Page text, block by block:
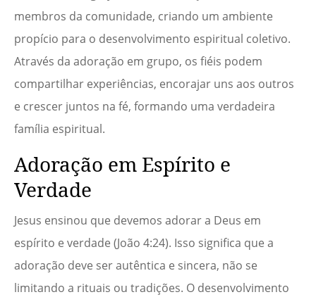
membros da comunidade, criando um ambiente
propício para o desenvolvimento espiritual coletivo.
Através da adoração em grupo, os fiéis podem
compartilhar experiências, encorajar uns aos outros
e crescer juntos na fé, formando uma verdadeira
família espiritual.
Adoração em Espírito e
Verdade
Jesus ensinou que devemos adorar a Deus em
espírito e verdade (João 4:24). Isso significa que a
adoração deve ser autêntica e sincera, não se
limitando a rituais ou tradições. O desenvolvimento